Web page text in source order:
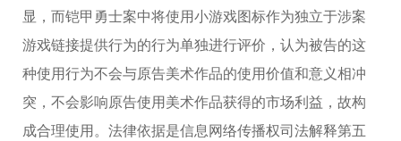
显，而铠甲勇士案中将使用小游戏图标作为独立于涉案
游戏链接提供行为的行为单独进行评价，认为被告的这
种使用行为不会与原告美术作品的使用价值和意义相冲
突，不会影响原告使用美术作品获得的市场利益，故构
成合理使用。法律依据是信息网络传播权司法解释第五